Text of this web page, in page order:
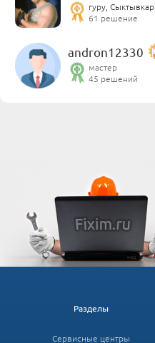
гуру, Сыктывкар
61 решение
andron12330
мастер
45 решений
Разделы
Сервисные центры